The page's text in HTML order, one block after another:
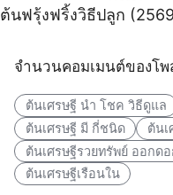
ต้นฟรุ้งฟริ้งวิธีปลูก
จำนวนคอมเมนต์ของโพ
ต้นเศรษฐี นํา โชค วิธีดูแล
ต้นเศรษฐี มี กี่ชนิด
ต้น
ต้นเศรษฐีรวยทรัพย์ ออกด
ต้นเศรษฐีเรือนใน